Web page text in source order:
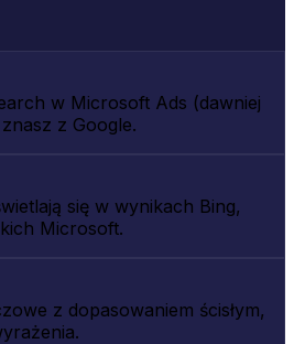
w Microsoft Ads (dawniej
z Google.
się w wynikach Bing,
Microsoft.
z dopasowaniem ścisłym,